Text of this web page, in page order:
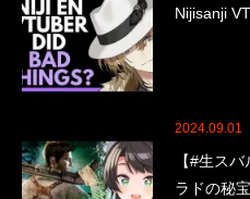
Nijisanji
2024.09.01
【#生ス
ラドの秘